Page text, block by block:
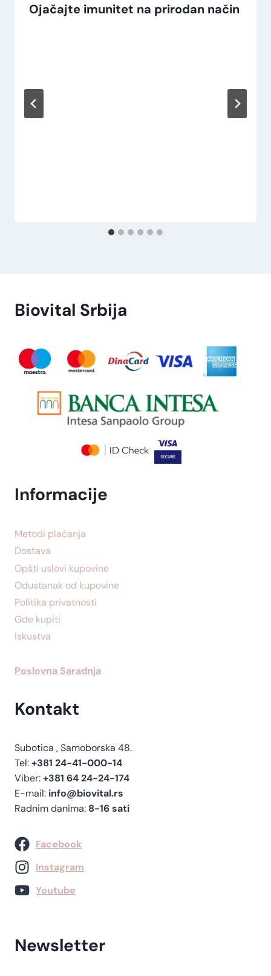
Ojačajte imunitet na prirodan način
Biovital Srbija
Informacije
Metodi plaćanja
Dostava
Opšti uslovi kupovine
Odustanak od kupovine
Politika privatnosti
Gde kupiti
Iskustva
Poslovna Saradnja
Kontakt
Subotica , Samoborska 48.
Tel:+381 24-41-000-14
Viber:+381 64 24-24-174
E-mail: info@biovital.rs
Radnim danima: 8-16 sati
Facebook
Instagram
Youtube
Newsletter